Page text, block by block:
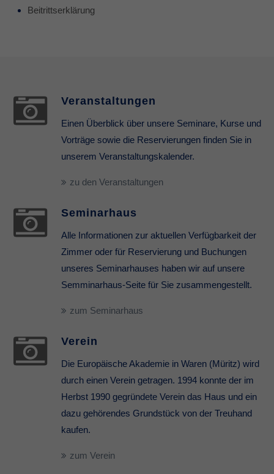
Beitrittserklärung
Veranstaltungen
Einen Überblick über unsere Seminare, Kurse und
Vorträge sowie die Reservierungen finden Sie in
unserem Veranstaltungskalender.
zu den Veranstaltungen
Seminarhaus
Alle Informationen zur aktuellen Verfügbarkeit der
Zimmer oder für Reservierung und Buchungen
unseres Seminarhauses haben wir auf unsere
Semminarhaus-Seite für Sie zusammengestellt.
zum Seminarhaus
Verein
Die Europäische Akademie in Waren (Müritz) wird
durch einen Verein getragen. 1994 konnte der im
Herbst 1990 gegründete Verein das Haus und ein
dazu gehörendes Grundstück von der Treuhand
kaufen.
zum Verein